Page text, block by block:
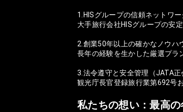
1.HISグループの信頼ネットワー
大手旅行会社HISグループの安
2.創業50年以上の確かなノウハ
長年の経験を生かした厳選プラ
3.法令遵守と安全管理（JATA正
観光庁長官登録旅行業第692号
私たちの想い：最高の